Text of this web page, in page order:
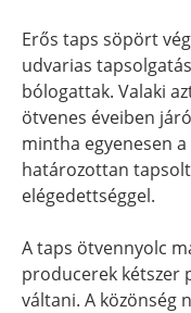
Erős taps söpört
udvarias
bólogattak. Valaki
ötvenes éveiben
mintha egyenesen
határozottan
elégedettséggel.
A taps ötvennyolc
producerek kétszer
váltani. A közönség